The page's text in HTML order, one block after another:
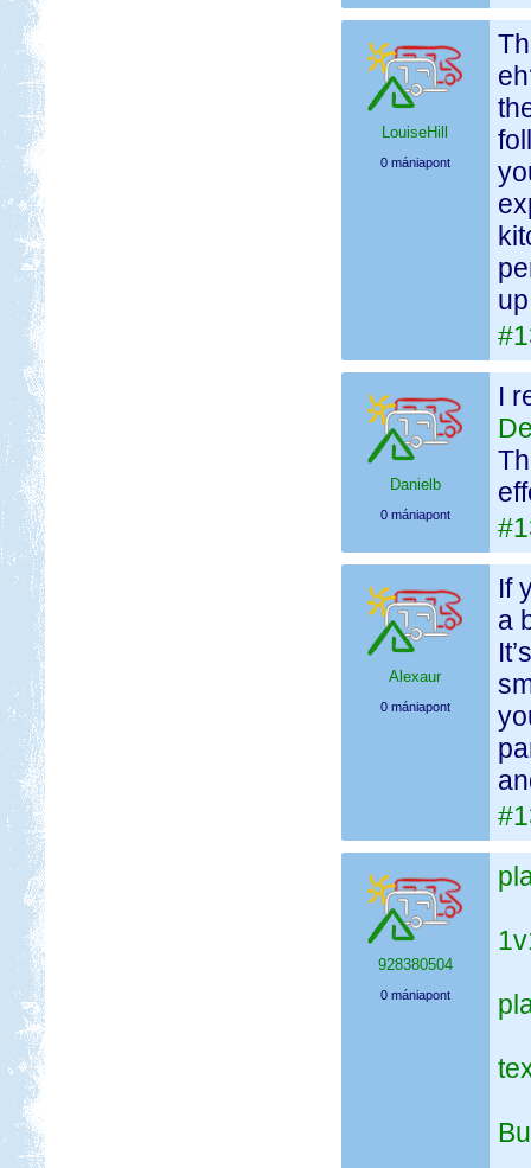
LouiseHill
0 mániapont
Danielb
0 mániapont
I
Alexaur
0 mániapont
If
a
928380504
0 mániapont